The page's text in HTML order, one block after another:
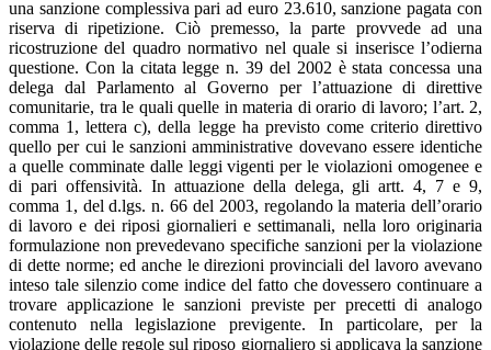
una sanzione complessiva pari ad euro 23.610, sanzione pagata con
riserva di ripetizione. Ciò premesso, la parte provvede ad una
ricostruzione del quadro normativo nel quale si inserisce l’odierna
questione. Con la citata legge n. 39 del 2002 è stata concessa una
delega dal Parlamento al Governo per l’attuazione di direttive
comunitarie, tra le quali quelle in materia di orario di lavoro; l’art. 2,
comma 1, lettera c), della legge ha previsto come criterio direttivo
quello per cui le sanzioni amministrative dovevano essere identiche
a quelle comminate dalle leggi vigenti per le violazioni omogenee e
di pari offensività. In attuazione della delega, gli artt. 4, 7 e 9,
comma 1, del d.lgs. n. 66 del 2003, regolando la materia dell’orario
di lavoro e dei riposi giornalieri e settimanali, nella loro originaria
formulazione non prevedevano specifiche sanzioni per la violazione
di dette norme; ed anche le direzioni provinciali del lavoro avevano
inteso tale silenzio come indice del fatto che dovessero continuare a
trovare applicazione le sanzioni previste per precetti di analogo
contenuto nella legislazione previgente. In particolare, per la
violazione delle regole sul riposo giornaliero si applicava la sanzione